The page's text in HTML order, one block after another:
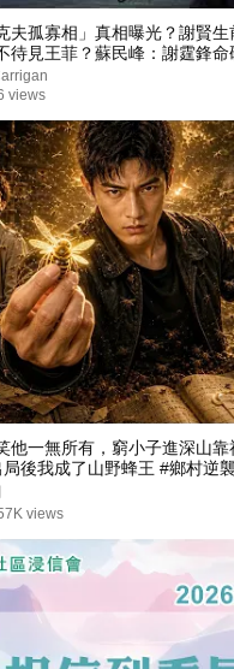
夫孤寡相」真相曝光？謝賢
待見王菲？蘇民峰：謝霆鋒命
局」！
views
他一無所有，窮小子進深山靠
後我成了山野蜂王 #鄉村逆
#窮小子逆襲 #打臉爽劇 #白
短劇views